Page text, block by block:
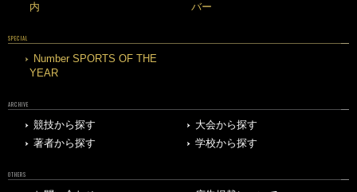
内
バー
SPECIAL
Number SPORTS OF THE
YEAR
ARCHIVE
競技から探す
大会から探す
著者から探す
学校から探す
OTHERS